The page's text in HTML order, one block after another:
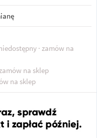
· zamów na
na sklep
na sklep